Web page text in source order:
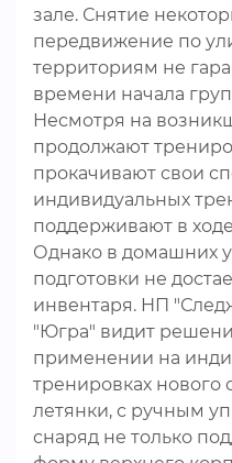
зале. Снятие
передвижение по
территориям не
времени начала
Несмотря на
продолжают
прокачивают свои
индивидуальных
поддерживают в
Однако в домашних
подготовки не
инвентаря. НП
"Югра" видит
применении на
тренировках нового
летянки, с ручным
снаряд не только